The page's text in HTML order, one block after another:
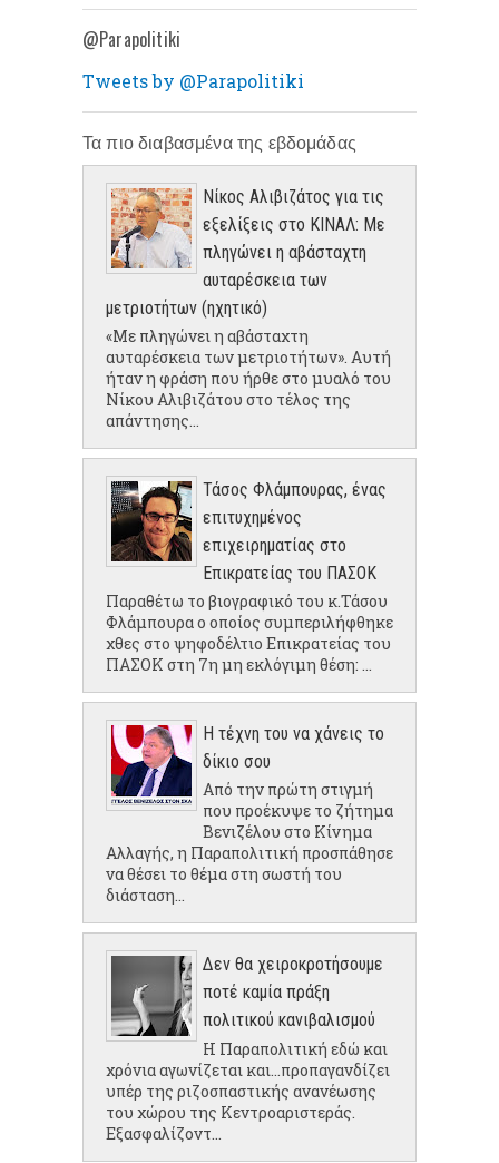
@Parapolitiki
Tweets by @Parapolitiki
Τα πιο διαβασμένα της εβδομάδας
Νίκος Αλιβιζάτος για τις
εξελίξεις στο ΚΙΝΑΛ: Με
πληγώνει η αβάσταχτη
αυταρέσκεια των
μετριοτήτων (ηχητικό)
«Με πληγώνει η αβάσταχτη
αυταρέσκεια των μετριοτήτων». Αυτή
ήταν η φράση που ήρθε στο μυαλό του
Νίκου Αλιβιζάτου στο τέλος της
απάντησης...
Τάσος Φλάμπουρας, ένας
επιτυχημένος
επιχειρηματίας στο
Επικρατείας του ΠΑΣΟΚ
Παραθέτω το βιογραφικό του κ.Τάσου
Φλάμπουρα ο οποίος συμπεριλήφθηκε
χθες στο ψηφοδέλτιο Επικρατείας του
ΠΑΣΟΚ στη 7η μη εκλόγιμη θέση: ...
Η τέχνη του να χάνεις το
δίκιο σου
Από την πρώτη στιγμή
που προέκυψε το ζήτημα
Βενιζέλου στο Κίνημα
Αλλαγής, η Παραπολιτική προσπάθησε
να θέσει το θέμα στη σωστή του
διάσταση...
Δεν θα χειροκροτήσουμε
ποτέ καμία πράξη
πολιτικού κανιβαλισμού
Η Παραπολιτική εδώ και
χρόνια αγωνίζεται και...προπαγανδίζει
υπέρ της ριζοσπαστικής ανανέωσης
του χώρου της Κεντροαριστεράς.
Εξασφαλίζοντ...